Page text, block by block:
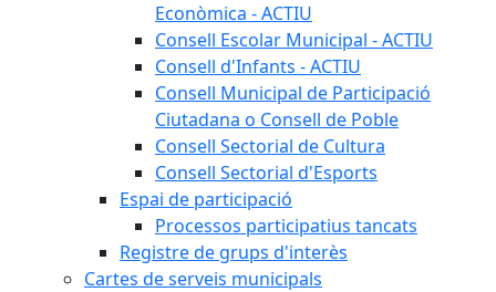
Econòmica - ACTIU
Consell Escolar Municipal - ACTIU
Consell d'Infants - ACTIU
Consell Municipal de Participació
Ciutadana o Consell de Poble
Consell Sectorial de Cultura
Consell Sectorial d'Esports
Espai de participació
Processos participatius tancats
Registre de grups d'interès
Cartes de serveis municipals